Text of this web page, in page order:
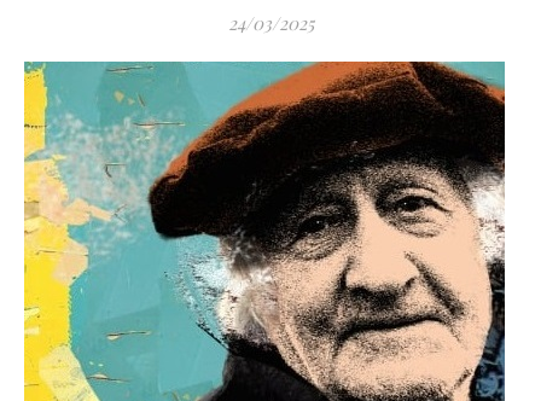
24/03/2025